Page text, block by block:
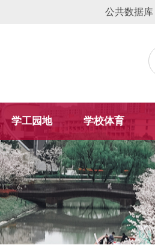
公共数据库
学工园地 学校体育